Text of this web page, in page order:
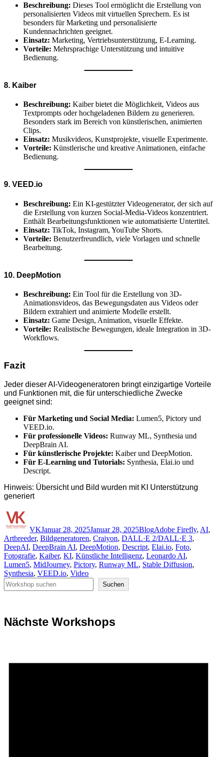
Beschreibung: Dieses Tool ermöglicht die Erstellung von
personalisierten Videos mit virtuellen Sprechern. Es ist
besonders für Marketing und personalisierte
Kundennachrichten geeignet.
Einsatz: Marketing, Vertriebsunterstützung, E-Learning.
Vorteile: Mehrsprachige Unterstützung und intuitive
Bedienung.
8. Kaiber
Beschreibung: Kaiber bietet die Möglichkeit, Videos aus
Textprompts oder hochgeladenen Bildern zu generieren.
Besonders stark im Bereich von künstlerischen, animierten
Clips.
Einsatz: Musikvideos, Kunstprojekte, visuelle Experimente.
Vorteile: Künstlerische und kreative Animationen, einfache
Bedienung.
9. VEED.io
Beschreibung: Ein KI-gestützter Videogenerator, der sich auf
die Erstellung von kurzen Social-Media-Videos konzentriert.
Enthält Bearbeitungsfunktionen wie automatisierte Untertitel.
Einsatz: TikTok, Instagram, YouTube Shorts.
Vorteile: Benutzerfreundlich, viele Vorlagen und schnelle
Bearbeitung.
10. DeepMotion
Beschreibung: Ein Tool für die Erstellung von 3D-
Animationsvideos, das Bewegungsdaten aus Videos oder
Bildern extrahiert und animierte Modelle erstellt.
Einsatz: Game Design, Animation, visuelle Effekte.
Vorteile: Realistische Bewegungen, ideale Integration in 3D-
Workflows.
Fazit
Jeder dieser AI-Videogeneratoren bringt einzigartige Vorteile
und Funktionen mit, die für unterschiedliche Zwecke
geeignet sind:
Für Marketing und Social Media: Lumen5, Pictory und
VEED.io.
Für professionelle Videos: Runway ML, Synthesia und
DeepBrain AI.
Für künstlerische Projekte: Kaiber und DeepMotion.
Für E-Learning und Tutorials: Synthesia, Elai.io und
Descript.
Hinweis: Übersicht und Bild wurden mit KI Unterstützung
generiert
VKJanuar 28, 2025Januar 28, 2025BlogAdobe Firefly, AI,
Artbreeder, Bildgeneratoren, Craiyon, DALL·E 2/DALL·E 3,
DeepAI, DeepBrain AI, DeepMotion, Descript, Elai.io, Foto,
Fotografie, Kaiber, KI, Künstliche Intelligenz, Leonardo AI,
Lumen5, MidJourney, Pictory, Runway ML, Stable Diffusion,
Synthesia, VEED.io, Video
Suchen
Suchen
Nächste Workshops